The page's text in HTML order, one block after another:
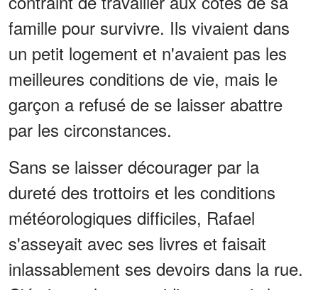
famille pour survivre. Ils vivaient dans
un petit logement et n'avaient pas les
meilleures conditions de vie, mais le
garçon a refusé de se laisser abattre
par les circonstances.
Sans se laisser décourager par la
dureté des trottoirs et les conditions
météorologiques difficiles, Rafael
s'asseyait avec ses livres et faisait
inlassablement ses devoirs dans la rue.